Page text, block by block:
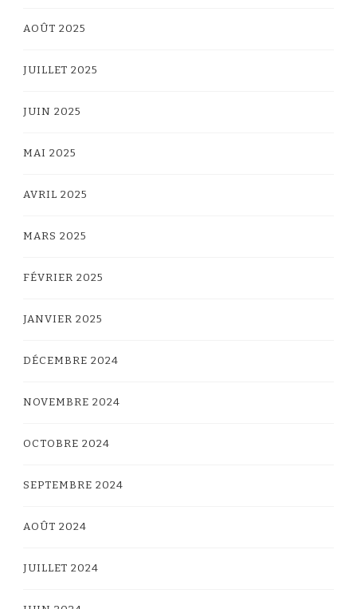
AOÛT 2025
JUILLET 2025
JUIN 2025
MAI 2025
AVRIL 2025
MARS 2025
FÉVRIER 2025
JANVIER 2025
DÉCEMBRE 2024
NOVEMBRE 2024
OCTOBRE 2024
SEPTEMBRE 2024
AOÛT 2024
JUILLET 2024